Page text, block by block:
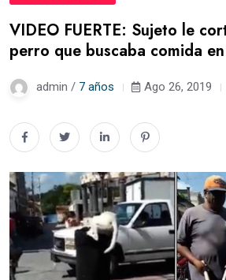
VIDEO FUERTE: Sujeto le
perro que buscaba comida
admin / 7 años Ago 26, 2019